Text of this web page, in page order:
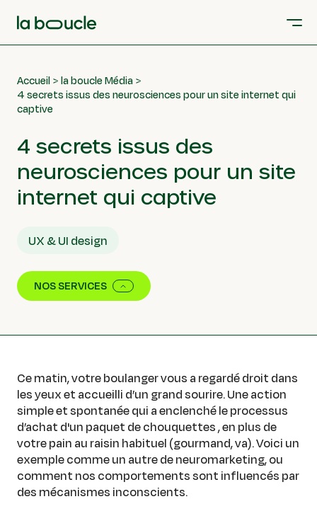
Accueil
la boucle Média
4 secrets issus des neurosciences pour un site internet qui
captive
4 secrets issus des
neurosciences pour un site
internet qui captive
UX & UI design
NOS SERVICES
Ce matin, votre boulanger vous a regardé droit dans
les yeux et accueilli d’un grand sourire. Une action
simple et spontanée qui a enclenché le processus
d’achat d'un paquet de chouquettes , en plus de
votre pain au raisin habituel (gourmand, va). Voici un
exemple comme un autre de neuromarketing, ou
comment nos comportements sont influencés par
des mécanismes inconscients.